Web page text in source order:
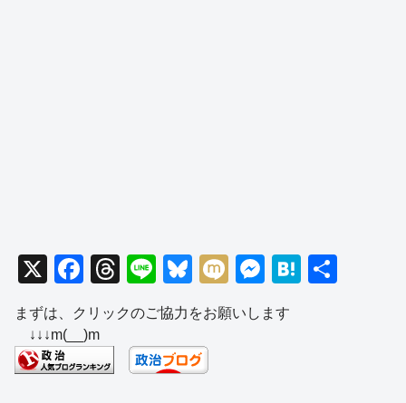
X
F
a
c
e
b
T
hr
e
a
d
Li
n
e
Bl
u
e
sk
y
M
ixi
M
e
ss
H
まずは、クリックのご協力をお願いします
↓↓↓m(__)m